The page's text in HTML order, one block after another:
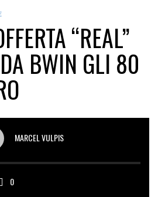
“REAL”
BWIN GLI 80
MARCEL VULPIS
0